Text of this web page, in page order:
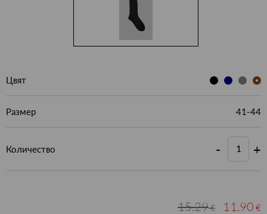
Цвят
Размер 41-44
Количество - +
15.29€ 11.90 €